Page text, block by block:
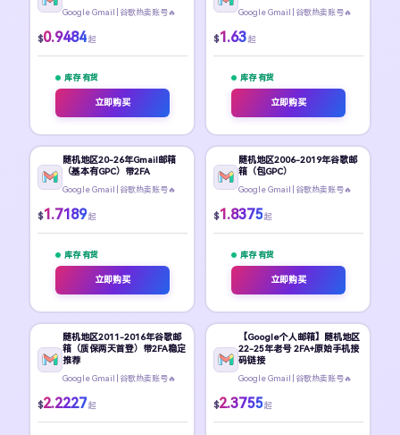
Google Gmail | 谷歌热卖账号🔥
$0.9484 起
库存 有货
立即购买
Google Gmail | 谷歌热卖账号🔥
$1.63 起
库存 有货
立即购买
随机地区20-26年Gmail邮箱
（基本有GPC）带2FA
Google Gmail | 谷歌热卖账号🔥
$1.7189 起
库存 有货
立即购买
随机地区2006-2019年谷歌邮
箱（包GPC）
Google Gmail | 谷歌热卖账号🔥
$1.8375 起
库存 有货
立即购买
随机地区2011-2016年谷歌邮
箱（质保两天首登）带2FA稳定
推荐
Google Gmail | 谷歌热卖账号🔥
$2.2227 起
【Google个人邮箱】随机地区
22-25年老号 2FA+原始手机接
码链接
Google Gmail | 谷歌热卖账号🔥
$2.3755 起